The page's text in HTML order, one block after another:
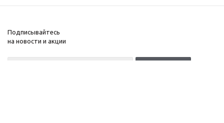
Подписывайтесь
на новости и акции